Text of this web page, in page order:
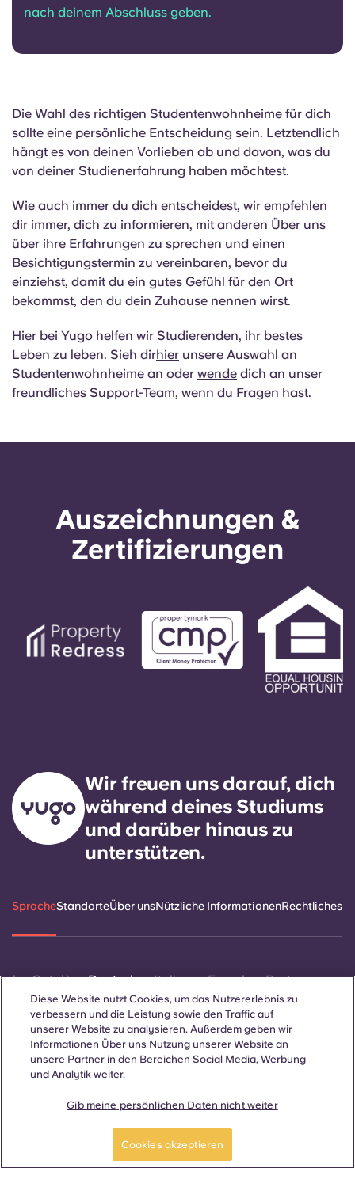
nach deinem Abschluss geben.
Die Wahl des richtigen Studentenwohnheime für dich
sollte eine persönliche Entscheidung sein. Letztendlich
hängt es von deinen Vorlieben ab und davon, was du
von deiner Studienerfahrung haben möchtest.
Wie auch immer du dich entscheidest, wir empfehlen
dir immer, dich zu informieren, mit anderen Über uns
über ihre Erfahrungen zu sprechen und einen
Besichtigungstermin zu vereinbaren, bevor du
einziehst, damit du ein gutes Gefühl für den Ort
bekommst, den du dein Zuhause nennen wirst.
Hier bei Yugo helfen wir Studierenden, ihr bestes
Leben zu leben. Sieh dirhier unsere Auswahl an
Studentenwohnheime an oder wende dich an unser
freundliches Support-Team, wenn du Fragen hast.
Auszeichnungen &
Zertifizierungen
Wir freuen uns darauf, dich
während deines Studiums
und darüber hinaus zu
unterstützen.
SpracheStandorteÜber unsNützliche InformationenRechtliches
Català Deutsch Italian French Portuguese
Wo auf dieser Website Begriffe verwendet werden, die sich auf
Diese Website nutzt Cookies, um das Nutzererlebnis zu
verbessern und die Leistung sowie den Traffic auf
unserer Website zu analysieren. Außerdem geben wir
Informationen Über uns Nutzung unserer Website an
unsere Partner in den Bereichen Social Media, Werbung
und Analytik weiter.
Gib meine persönlichen Daten nicht weiter
Cookies akzeptieren